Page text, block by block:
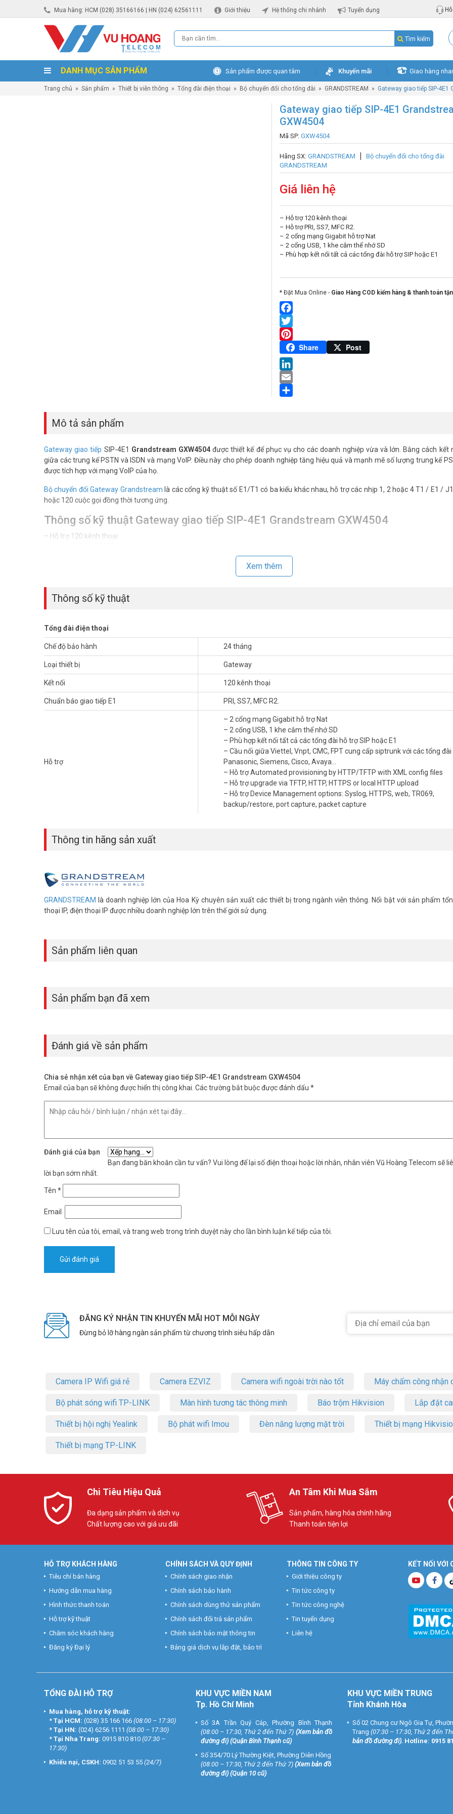
Mua hàng: HCM (028) 35166166 | HN (024) 62561111 Giới thiệu Hệ thống chi nhánh Tuyển dụng Hỗ
Tìm kiếm
DANH MỤC SẢN PHẨM Sản phẩm được quan tâm Khuyến mãi Giao hàng
Trang chủ » Sản phẩm » Thiết bị viễn thông » Tổng đài điện thoại » Bộ chuyển đổi cho tổng đài » GRANDSTREAM » Gateway giao tiếp SIP-
Gateway giao tiếp SIP-4E1
GXW4504
Mã SP: GXW4504
Hãng SX: GRANDSTREAM
Bộ chuyển đổi cho tổng đài
GRANDSTREAM
Giá liên hệ
– Hỗ trợ 120 kênh thoại
– Hỗ trợ PRI, SS7, MFC R2.
– 2 cổng mạng Gigabit hỗ trợ Nat
– 2 cổng USB, 1 khe cắm thể nhớ SD
– Phù hợp kết nối tất cả các tổng đài hỗ trợ SIP hoặc E1
* Đặt Mua Online - Giao Hàng COD kiểm hàng & thanh toán
Facebook
Twitter
Pinterest
Share Post
LinkedIn
Email
Mô tả sản phẩm
Gateway giao tiếp SIP-4E1 Grandstream GXW4504được thiết kế để phục vụ cho các doanh nghiệp vừa và lớn. Bằng cách kết
giữa các trung kế PSTN và ISDN và mạng VoIP. Điều này cho phép doanh nghiệp tăng hiệu quả và mạnh mẽ số lượng trung kế
được tích hợp với mạng VoIP của họ.
Bộ chuyển đổi Gateway Grandstream là các cổng kỹ thuật số E1/T1 có ba kiểu khác nhau, hỗ trợ các nhịp 1, 2 hoặc 4 T1 / E1 /
hoặc 120 cuộc gọi đồng thời tương ứng.
Thông số kỹ thuật Gateway giao tiếp SIP-4E1 Grandstream GXW4504
– Hỗ trợ 120 kênh thoại
– Cầu nối giữa Viettel, Vnpt, CMC, FPT cung cấp siptrunk với các tổng đài Panasonic, Siemens, Cisco, Avaya…
– Hỗ trợ Automated provisioning by HTTP/TFTP with XML config files
– Hỗ trợ upgrade via TFTP, HTTP, HTTPS or local HTTP upload
– Các Codec: G.711 A-law/U-law; G.722; G.723.1 5.3K/6.3K; G.726; G.729A/B; Opus, iLBC; GSM-FR; AAL2-G.726-32; Adds echo
jitter buffer and silence suppression
– Thương hiệu USA
– Sản xuất tại Trung Quốc.
– Bảo hành: 24 tháng.
Đặt hàng mua ngay sản phẩm Grandstream GXW4504 mới nhất, xin vui lòng liên hệ HOTLINE 1900.9259 để được hỗ trợ chu đáo.
thêm sản phẩm tại website
Xem thêm
Thông số kỹ thuật
Tổng đài điện thoại
Chế độ bảo hành 24 tháng
Loại thiết bị Gateway
Kết nối 120 kênh thoại
Chuẩn báo giao tiếp E1 PRI, SS7, MFC R2.
Hỗ trợ
– 2 cổng mạng Gigabit hỗ trợ Nat
– 2 cổng USB, 1 khe cắm thể nhớ SD
– Phù hợp kết nối tất cả các tổng đài hỗ trợ SIP hoặc E1
– Cầu nối giữa Viettel, Vnpt, CMC, FPT cung cấp siptrunk với các tổng đài
Panasonic, Siemens, Cisco, Avaya…
– Hỗ trợ Automated provisioning by HTTP/TFTP with XML config files
– Hỗ trợ upgrade via TFTP, HTTP, HTTPS or local HTTP upload
– Hỗ trợ Device Management options: Syslog, HTTPS, web, TR069,
backup/restore, port capture, packet capture
Thông tin hãng sản xuất
GRANDSTREAM là doanh nghiệp lớn của Hoa Kỳ chuyên sản xuất các thiết bị trong ngành viễn thông. Nổi bật với sản phẩm
thoại IP, điện thoại IP được nhiều doanh nghiệp lớn trên thế giới sử dụng.
Sản phẩm liên quan
Sản phẩm bạn đã xem
Đánh giá về sản phẩm
Chia sẻ nhận xét của bạn về Gateway giao tiếp SIP-4E1 Grandstream GXW4504
Email của bạn sẽ không được hiển thị công khai. Các trường bắt buộc được đánh dấu *
Đánh giá của bạn
Bạn đang băn khoăn cần tư vấn? Vui lòng để lại số điện thoại hoặc lời nhắn, nhân viên Vũ Hoàng Telecom sẽ
lời bạn sớm nhất.
Tên *
Email
Lưu tên của tôi, email, và trang web trong trình duyệt này cho lần bình luận kế tiếp của tôi.
ĐĂNG KÝ NHẬN TIN KHUYẾN MÃI HOT MỖI NGÀY
Đừng bỏ lỡ hàng ngàn sản phẩm từ chương trình siêu hấp dẫn
Camera IP Wifi giá rẻ Camera EZVIZ Camera wifi ngoài trời nào tốt Máy chấm công nhận
Bộ phát sóng wifi TP-LINK Màn hình tương tác thông minh Báo trộm Hikvision Lắp đặt
Thiết bị hội nghị Yealink Bộ phát wifi Imou Đèn năng lượng mặt trời Thiết bị mạng
Thiết bị mạng TP-LINK
Chi Tiêu Hiệu Quả
Đa dạng sản phẩm và dịch vụ
Chất lượng cao với giá ưu đãi
An Tâm Khi Mua Sắm
Sản phẩm, hàng hóa chính hãng
Thanh toán tiện lợi
KẾT NỐI VỚI
HỖ TRỢ KHÁCH HÀNG
Tiêu chí bán hàng
Hướng dẫn mua hàng
Hình thức thanh toán
Hỗ trợ kỹ thuật
Chăm sóc khách hàng
Đăng ký Đại lý
CHÍNH SÁCH VÀ QUY ĐỊNH
Chính sách giao nhận
Chính sách bảo hành
Chính sách dùng thử sản phẩm
Chính sách đổi trả sản phẩm
Chính sách bảo mật thông tin
Bảng giá dịch vụ lắp đặt, bảo trì
THÔNG TIN CÔNG TY
Giới thiệu công ty
Tin tức công ty
Tin tức công nghệ
Tin tuyển dụng
Liên hệ
TỔNG ĐÀI HỖ TRỢ
Mua hàng, hỗ trợ kỹ thuật:
* Tại HCM: (028) 35 166 166 (08:00 – 17:30)
* Tại HN: (024) 6256 1111 (08:00 – 17:30)
* Tại Nha Trang: 0915 810 810 (07:30 –
17:30)
Khiếu nại, CSKH: 0902 51 53 55 (24/7)
KHU VỰC MIỀN NAM
Tp. Hồ Chí Minh
Số 3A Trần Quý Cáp, Phường Bình Thạnh
(08:00 – 17:30, Thứ 2 đến Thứ 7) (Xem bản đồ
đường đi) (Quận Bình Thạnh cũ)
Số 354/70 Lý Thường Kiệt, Phường Diên Hồng
(08:00 – 17:30, Thứ 2 đến Thứ 7) (Xem bản đồ
đường đi) (Quận 10 cũ)
KHU VỰC MIỀN TRUNG
Tỉnh Khánh Hòa
Số 02 Chung cư Ngô Gia Tự,
Trang (07:30 – 17:30, Thứ 2 đến
bản đồ đường đi). Hotline: 0915